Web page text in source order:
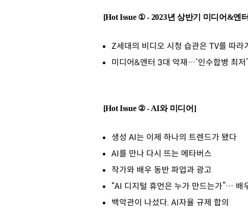
[Hot Issue ① - 2023년 상반기 미디어&엔
Z세대의 비디오 시청 습관은 TV를 따라
미디어&엔터 3대 악재…‘인수합병 최저
[Hot Issue ② - AI와 미디어]
생성 AI는 이제 하나의 트렌드가 됐다
AI를 만나 다시 뜨는 메타버스
작가와 배우 동반 파업과 광고
“AI 디지털 휴먼은 누가 만드는가”… 배
백악관이 나섰다. AI자율 규제 합의